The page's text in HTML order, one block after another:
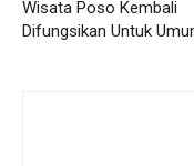
Wisata Poso Kembali
Difungsikan Untuk